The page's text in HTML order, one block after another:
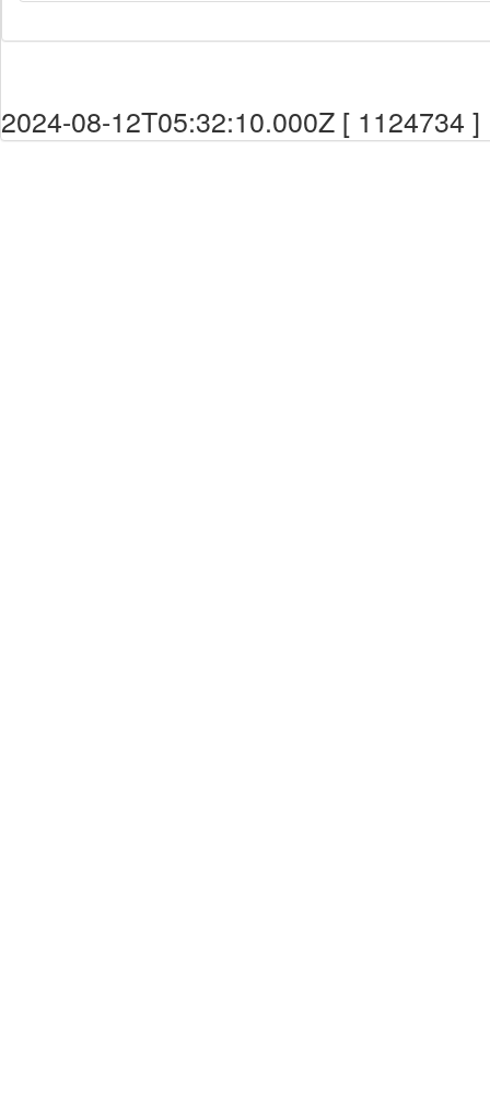
2024-08-12T05:32:10.000Z [ 1124734 ]